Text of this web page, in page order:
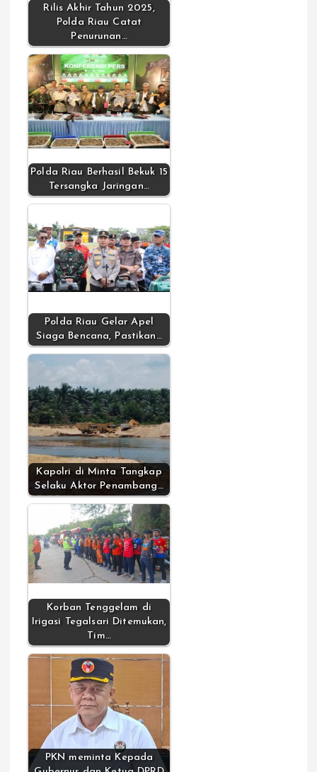
Rilis Akhir Tahun 2025,
Polda Riau Catat
Penurunan…
Polda Riau Berhasil Bekuk 15
Tersangka Jaringan…
Polda Riau Gelar Apel
Siaga Bencana, Pastikan…
Kapolri di Minta Tangkap
Selaku Aktor Penambang…
Korban Tenggelam di
Irigasi Tegalsari Ditemukan,
Tim…
PKN meminta Kepada